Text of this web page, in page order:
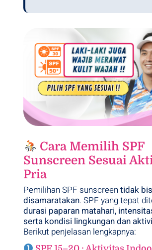
Cara Memilih SPF
Sunscreen Sesuai
Pria
Pemilihan SPF sunscreentidak
disamaratakan. SPF yang tepat
durasi paparan matahari,
serta kondisi lingkungan dan
Berikut penjelasan lengkapnya: